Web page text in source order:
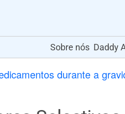
Sobre nós Daddy
durante a